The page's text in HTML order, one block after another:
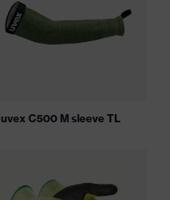
uvex C500 M sleeve TL